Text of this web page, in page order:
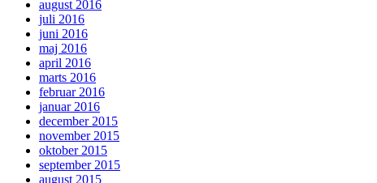
august 2016
juli 2016
juni 2016
maj 2016
april 2016
marts 2016
februar 2016
januar 2016
december 2015
november 2015
oktober 2015
september 2015
august 2015